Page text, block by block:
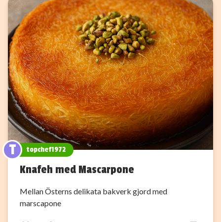
T topchef1972
Knafeh med Mascarpone
Mellan Österns delikata bakverk gjord med
marscapone